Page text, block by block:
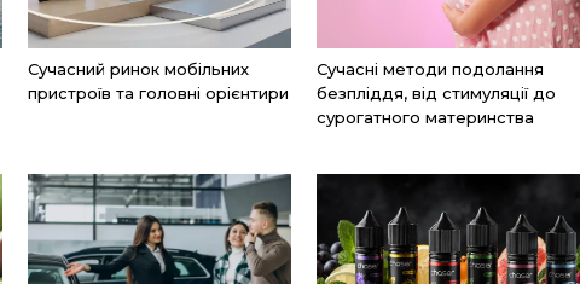
Сучасний ринок мобільних
пристроїв та головні орієнтири
Сучасні методи подолання
безпліддя, від стимуляції до
сурогатного материнства